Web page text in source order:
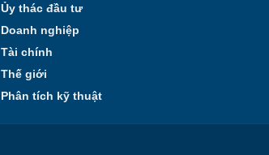
Ủy thác đầu tư
Doanh nghiệp
Tài chính
Thế giới
Phân tích kỹ thuật